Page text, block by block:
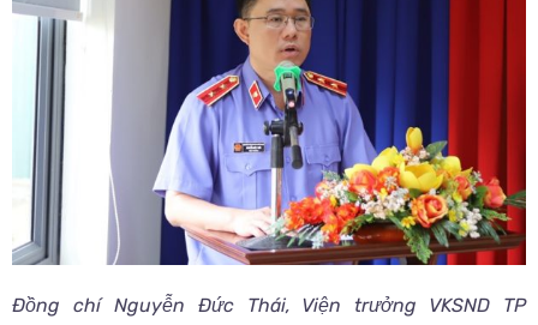
Đồng chí Nguyễn Đức Thái, Viện trưởng VKSND TP